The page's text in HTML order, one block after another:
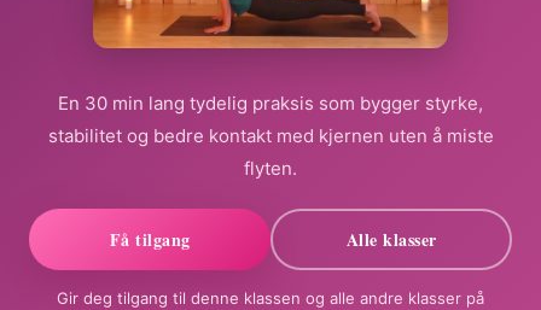
En 30 min lang tydelig praksis som bygger styrke,
stabilitet og bedre kontakt med kjernen uten å miste
flyten.
Få tilgang Alle klasser
Gir deg tilgang til denne klassen og alle andre klasser på